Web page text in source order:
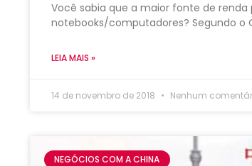
Você sabia que a maior fonte de
notebooks/computadores? Segundo o
LEIA MAIS »
14 de novembro de 2018 Nenhum
NEGÓCIOS COM A CHINA